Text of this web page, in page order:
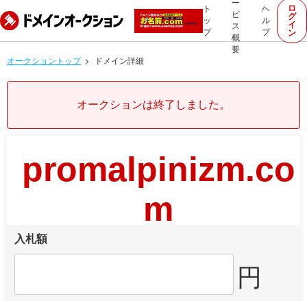
ト
ッ
プ
ー
ビ
ス
概
要
ヘ
ル
プ
ロ
グ
イ
ン
オークショントップ ドメイン詳細
オークションは終了しました。
promalpinizm.co
m
入札額
円